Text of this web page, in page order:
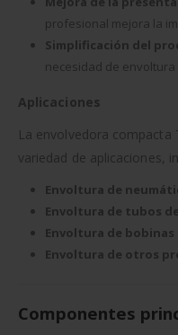
profesional mejora la
Simplificación del
necesidad de
Aplicaciones
La envolvedora compacta
variedad de aplicaciones,
Envoltura de
Envoltura de tubos de
Envoltura de bobinas
Envoltura de otros
Componentes